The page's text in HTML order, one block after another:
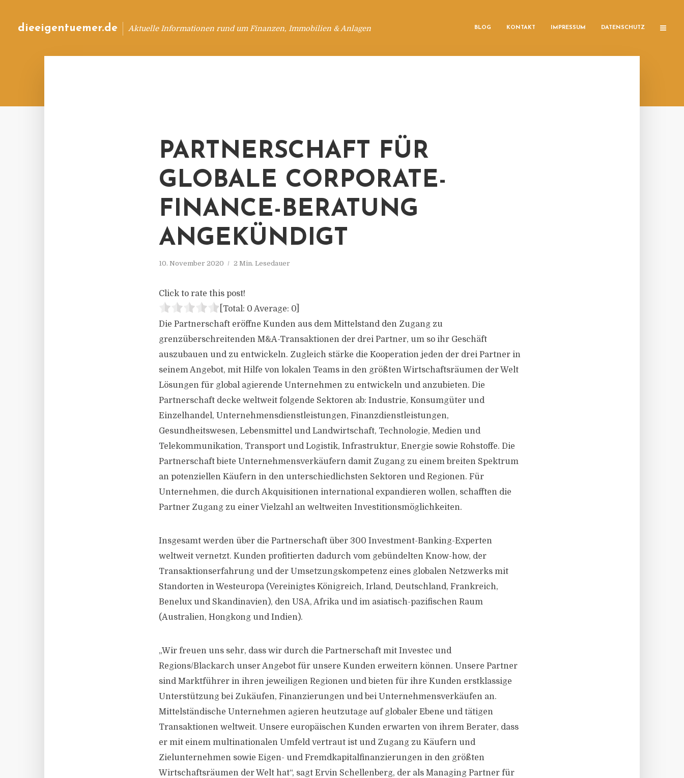
dieeigentuemer.de Aktuelle Informationen rund um Finanzen, Immobilien & Anlagen BLOG KONTAKT IMPRESSUM DATENSCHUTZ
PARTNERSCHAFT FÜR
GLOBALE CORPORATE-
FINANCE-BERATUNG
ANGEKÜNDIGT
10. November 2020 2 Min. Lesedauer
Click to rate this post!
[Total: 0 Average: 0
Die Partnerschaft eröffne Kunden aus dem Mittelstand den Zugang zu
grenzüberschreitenden M&A-Transaktionen der drei Partner, um so ihr Geschäft
auszubauen und zu entwickeln. Zugleich stärke die Kooperation jeden der drei Partner in
seinem Angebot, mit Hilfe von lokalen Teams in den größten Wirtschaftsräumen der Welt
Lösungen für global agierende Unternehmen zu entwickeln und anzubieten. Die
Partnerschaft decke weltweit folgende Sektoren ab: Industrie, Konsumgüter und
Einzelhandel, Unternehmensdienstleistungen, Finanzdienstleistungen,
Gesundheitswesen, Lebensmittel und Landwirtschaft, Technologie, Medien und
Telekommunikation, Transport und Logistik, Infrastruktur, Energie sowie Rohstoffe. Die
Partnerschaft biete Unternehmensverkäufern damit Zugang zu einem breiten Spektrum
an potenziellen Käufern in den unterschiedlichsten Sektoren und Regionen. Für
Unternehmen, die durch Akquisitionen international expandieren wollen, schafften die
Partner Zugang zu einer Vielzahl an weltweiten Investitionsmöglichkeiten.
Insgesamt werden über die Partnerschaft über 300 Investment-Banking-Experten
weltweit vernetzt. Kunden profitierten dadurch vom gebündelten Know-how, der
Transaktionserfahrung und der Umsetzungskompetenz eines globalen Netzwerks mit
Standorten in Westeuropa (Vereinigtes Königreich, Irland, Deutschland, Frankreich,
Benelux und Skandinavien), den USA, Afrika und im asiatisch-pazifischen Raum
(Australien, Hongkong und Indien).
„Wir freuen uns sehr, dass wir durch die Partnerschaft mit Investec und
Regions/Blackarch unser Angebot für unsere Kunden erweitern können. Unsere Partner
sind Marktführer in ihren jeweiligen Regionen und bieten für ihre Kunden erstklassige
Unterstützung bei Zukäufen, Finanzierungen und bei Unternehmensverkäufen an.
Mittelständische Unternehmen agieren heutzutage auf globaler Ebene und tätigen
Transaktionen weltweit. Unsere europäischen Kunden erwarten von ihrem Berater, dass
er mit einem multinationalen Umfeld vertraut ist und Zugang zu Käufern und
Zielunternehmen sowie Eigen- und Fremdkapitalfinanzierungen in den größten
Wirtschaftsräumen der Welt hat“, sagt Ervin Schellenberg, der als Managing Partner für